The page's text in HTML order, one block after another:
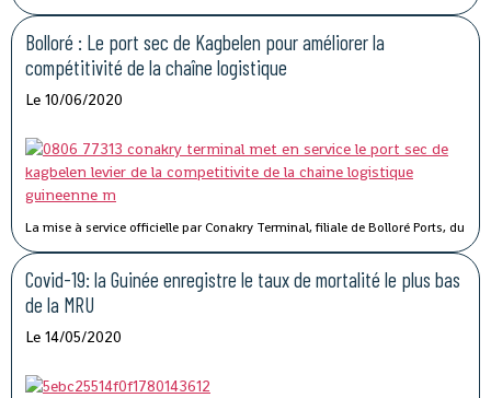
stabilisation économique de la Guinée.
Bolloré : Le port sec de Kagbelen pour améliorer la
compétitivité de la chaîne logistique
Le 10/06/2020
La mise à service officielle par Conakry Terminal, filiale de Bolloré Ports, du
port sec de Kagbelen, permettra « l’amélioration des performances et la
compétitivité du Port Autonome de Conakry ».« Le développement du port
sec de Kagbelen répond au double défi de la gestion optimale des espaces
de stockage du terminal à conteneurs et de la célérité des services de
livraison des véhicules. En complément des nouveaux portiques de parc
permettra l’amélioration des performances et la compétitivité du Port
Covid-19: la Guinée enregistre le taux de mortalité le plus bas
de la MRU
Le 14/05/2020